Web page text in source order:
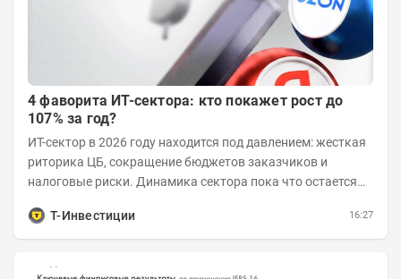
4 фаворита ИТ-сектора: кто покажет рост до
107% за год?
ИТ-сектор в 2026 году находится под давлением: жесткая
риторика ЦБ, сокращение бюджетов заказчиков и
налоговые риски. Динамика сектора пока что остается
Т-Инвестиции
16:27